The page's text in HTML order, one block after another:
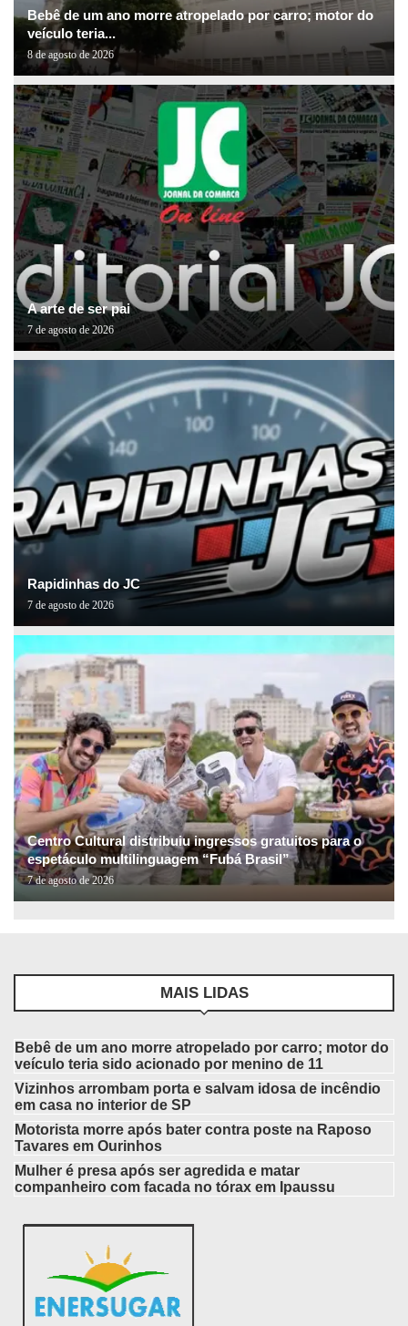
Bebê de um ano morre atropelado por carro; motor do
veículo teria...
8 de agosto de 2026
A arte de ser pai
7 de agosto de 2026
Rapidinhas do JC
7 de agosto de 2026
Centro Cultural distribuiu ingressos gratuitos para o
espetáculo multilinguagem “Fubá Brasil”
7 de agosto de 2026
MAIS LIDAS
Bebê de um ano morre atropelado por carro; motor do
veículo teria sido acionado por menino de 11
Vizinhos arrombam porta e salvam idosa de incêndio
em casa no interior de SP
Motorista morre após bater contra poste na Raposo
Tavares em Ourinhos
Mulher é presa após ser agredida e matar
companheiro com facada no tórax em Ipaussu